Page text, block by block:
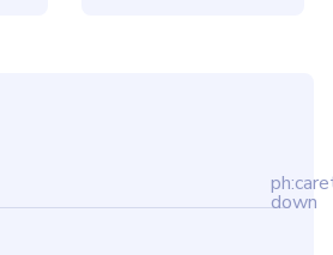
down